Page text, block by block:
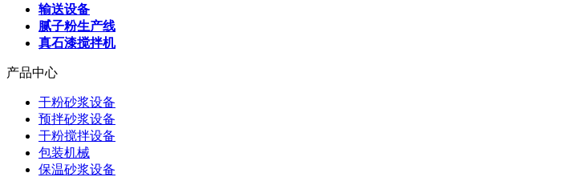
输送设备
腻子粉生产线
真石漆搅拌机
产品中心
干粉砂浆设备
预拌砂浆设备
干粉搅拌设备
包装机械
保温砂浆设备